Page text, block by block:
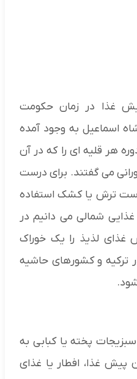
غذا در زمان حکومت
اسماعیل به وجود آمده
هر قلیه ای را که در آن
می گفتند. برای درست
ترش یا کشک استفاده
غذایی شمالی می دانیم در
غذای لذیذ را یک خوراک
ترکیه و کشورهای حاشیه
پخته یا کبابی به
پیش غذا، افطار یا غذای